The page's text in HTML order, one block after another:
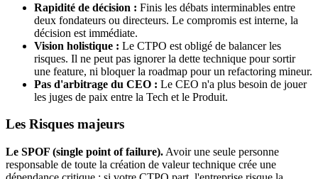
Rapidité de décision : Finis les débats interminables entre
deux fondateurs ou directeurs. Le compromis est interne, la
décision est immédiate.
Vision holistique : Le CTPO est obligé de balancer les
risques. Il ne peut pas ignorer la dette technique pour sortir
une feature, ni bloquer la roadmap pour un refactoring mineur.
Pas d'arbitrage du CEO : Le CEO n'a plus besoin de jouer
les juges de paix entre la Tech et le Produit.
Les Risques majeurs
Le SPOF (single point of failure). Avoir une seule personne
responsable de toute la création de valeur technique crée une